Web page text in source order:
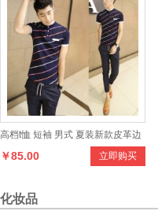
高档t恤 短袖 男式 夏装新款皮革边
男士修身polo衫 立即购买
￥85.00
化妆品